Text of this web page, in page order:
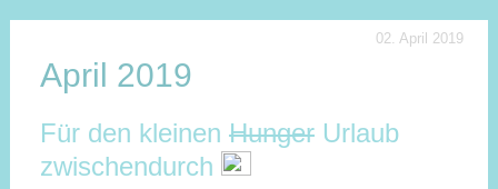
02. April 2019
April 2019
Für den kleinen HungerUrlaub
zwischendurch